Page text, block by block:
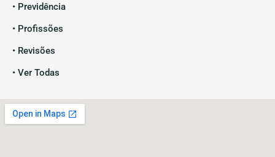
• Previdência
• Profissões
• Revisões
• Ver Todas